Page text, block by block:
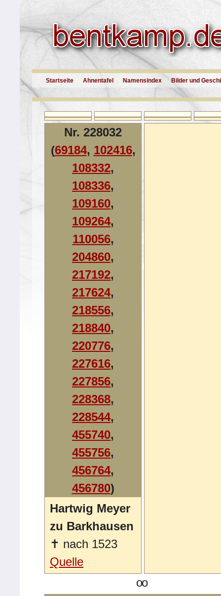
Startseite Ahnentafel Namensindex Bilder und
Nr. 228032
(69184, 102416,
108332,
108336,
109160,
109264,
110056,
204860,
217192,
217624,
218556,
218840,
220776,
227616,
227856,
228368,
228544,
455740,
455756,
456764,
456780)
Hartwig Meyer
zu Barkhausen
✝ nach 1523
Quelle
oo